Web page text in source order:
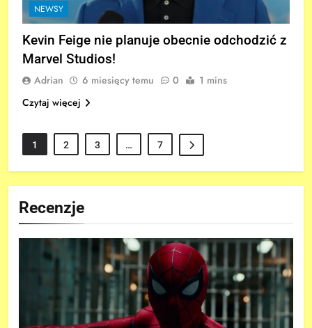
Recenzje
NEWSY
Kevin Feige nie planuje obecnie odchodzić z
Marvel Studios!
Adrian 6 miesięcy temu 0
1 mins
Czytaj więcej
1 2 3 … 7